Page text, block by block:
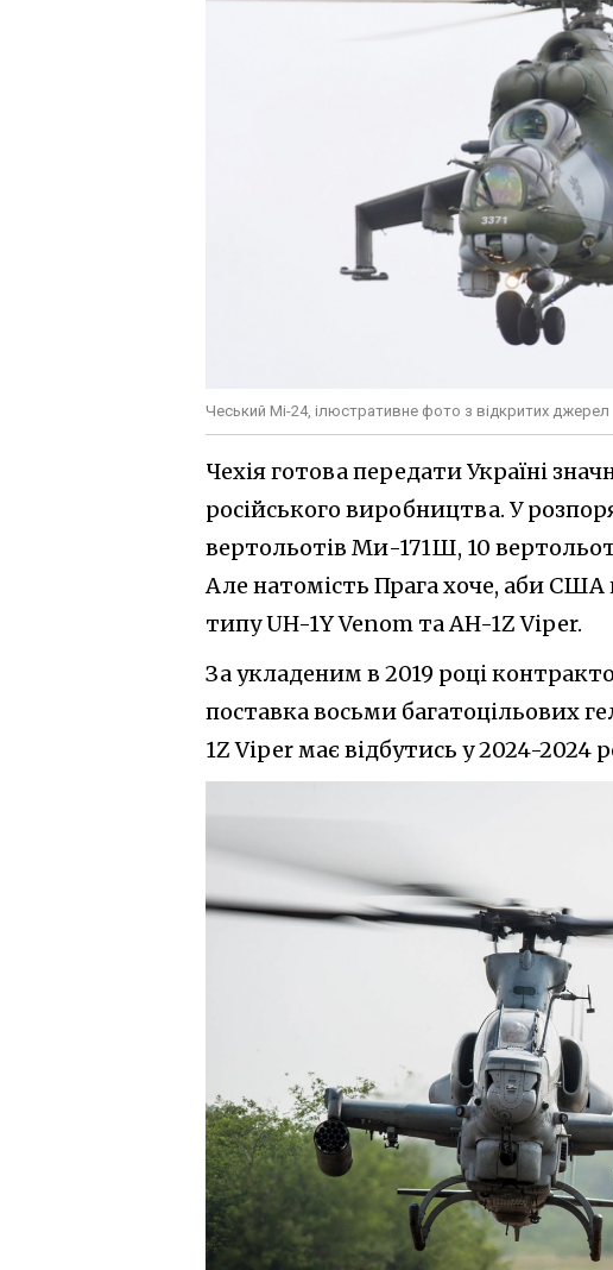
Чеський Мі-24, ілюстративне фото з відкритих джерел
Чехія готова передати Україні
російського виробництва. У
вертольотів Ми-171Ш, 10
Але натомість Прага хоче, аби США
типу UH-1Y Venom та AH-1Z Viper.
За укладеним в 2019 році
поставка восьми багатоцільових
1Z Viper має відбутись у 2024-2024